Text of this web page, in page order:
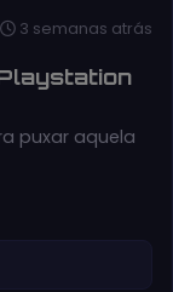
3 semanas atrás
puxar aquela